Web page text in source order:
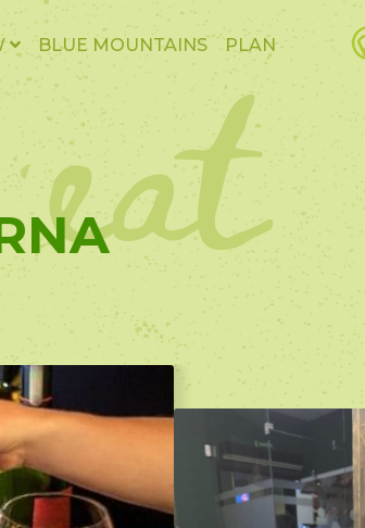
BLUE MOUNTAINS PLAN